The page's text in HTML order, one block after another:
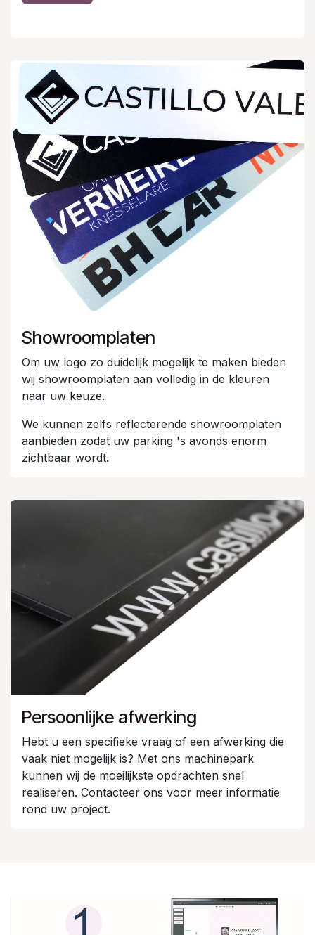
Showroomplaten
Om uw logo zo duidelijk mogelijk te maken bieden
wij showroomplaten aan volledig in de kleuren
naar uw keuze.
We kunnen zelfs reflecterende showroomplaten
aanbieden zodat uw parking 's avonds enorm
zichtbaar wordt.
Persoonlijke afwerking
Hebt u een specifieke vraag of een afwerking die
vaak niet mogelijk is? Met ons machinepark
kunnen wij de moeilijkste opdrachten snel
realiseren. Contacteer ons voor meer informatie
rond uw project.